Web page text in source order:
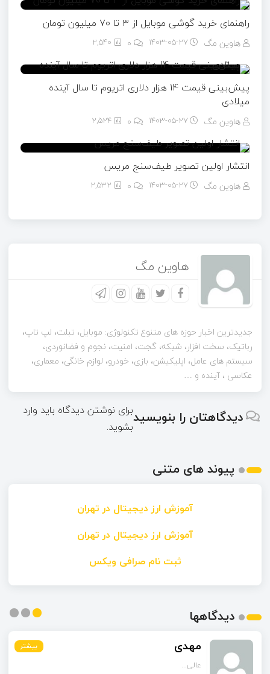
راهنمای خرید گوشی موبایل از ٣ تا ۷۰ میلیون تومان
هاوین مگ ۱۴۰۳-۰۵-۲۷ 2,540
پیش‌بینی قیمت 14 هزار دلاری اتریوم تا سال آینده
میلادی
هاوین مگ ۱۴۰۳-۰۵-۲۷ 2,524
انتشار اولین تصویر طیف‌سنج مریس
هاوین مگ ۱۴۰۳-۰۵-۲۷ 2,532
هاوین مگ
جدیدترین اخبار حوزه های متنوع تکنولوژی: موبایل، تبلت، لپ تاپ،
رباتیک، سخت افزار، شبکه، گجت، امنیت، نجوم و فضانوردی،
سیستم های عامل، اپلیکیشن، بازی، خودرو، لوازم خانگی، معماری،
عکاسی ، آینده و …
دیدگاهتان را بنویسیدبرای نوشتن دیدگاه باید وارد
بشوید.
پیوند های متنی
آموزش ارز دیجیتال در تهران
آموزش ارز دیجیتال در تهران
ثبت نام صرافی ویکس
دیدگاهها
بیشتر رز بیشتر
عالیه ممنونم
بیشتر